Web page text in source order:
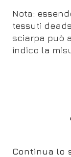
Nota:
tessuti
sciarpa può
indico la
Continua lo